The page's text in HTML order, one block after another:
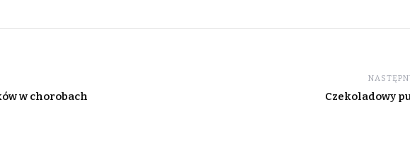
w chorobach
Czekoladowy